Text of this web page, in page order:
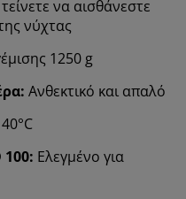
να αισθάνεστε
νύχτας
1250 g
Ανθεκτικό και απαλό
100: Ελεγμένο για
σας